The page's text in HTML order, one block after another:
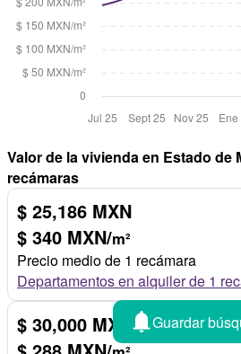
Valor de la vivienda en Estado de
recámaras
$ 25,186 MXN
$ 340 MXN/m²
Precio medio de 1 recámara
Departamentos en alquiler de 1
$ 30,000 MXN
Guardar